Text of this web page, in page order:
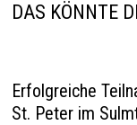
DAS KÖNNTE
Erfolgreiche
St. Peter im